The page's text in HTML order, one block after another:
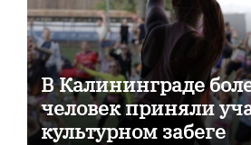
В Калининграде
человек приняли
культурном забеге